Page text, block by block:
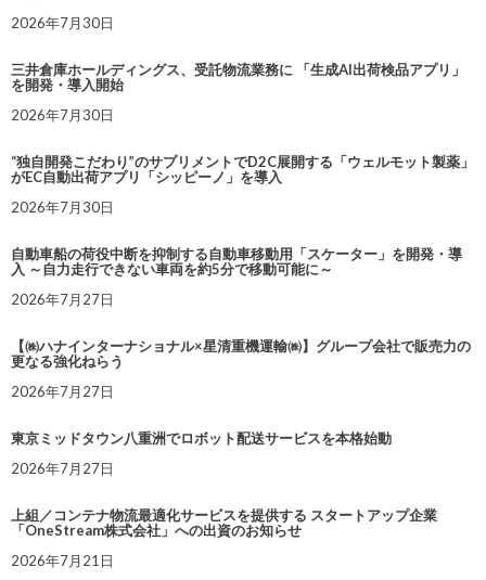
2026年7月30日
三井倉庫ホールディングス、受託物流業務に 「生成AI出荷検品アプリ」
を開発・導入開始
2026年7月30日
“独自開発こだわり”のサプリメントでD2C展開する「ウェルモット製薬」
がEC自動出荷アプリ「シッピーノ」を導入
2026年7月30日
自動車船の荷役中断を抑制する自動車移動用「スケーター」を開発・導
入 ～自力走行できない車両を約5分で移動可能に～
2026年7月27日
【㈱ハナインターナショナル×星清重機運輸㈱】グループ会社で販売力の
更なる強化ねらう
2026年7月27日
東京ミッドタウン八重洲でロボット配送サービスを本格始動
2026年7月27日
上組／コンテナ物流最適化サービスを提供する スタートアップ企業
「OneStream株式会社」への出資のお知らせ
2026年7月21日